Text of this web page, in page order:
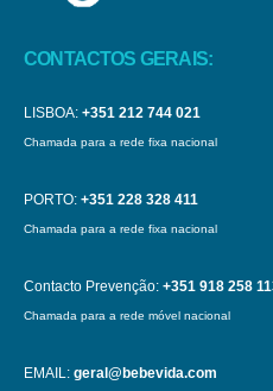
CONTACTOS GERAIS:
LISBOA: +351 212 744 021
Chamada para a rede fixa nacional
PORTO: +351 228 328 411
Chamada para a rede fixa nacional
Contacto Prevenção: +351 918 258
Chamada para a rede móvel nacional
EMAIL: geral@bebevida.com